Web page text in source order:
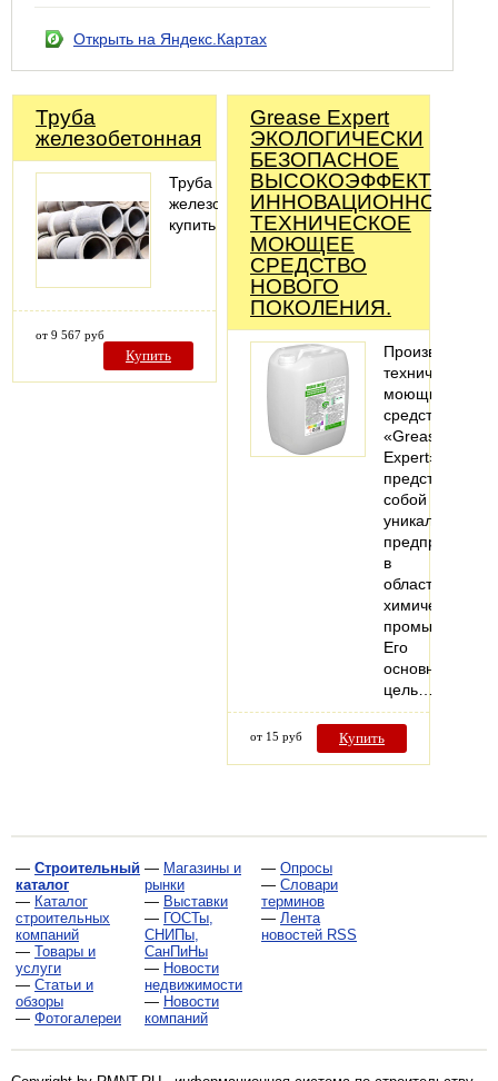
Открыть на Яндекс.Картах
Труба
железобетонная
Труба
железобетонная
купить
от 9 567 руб
Купить
Grease Expert
ЭКОЛОГИЧЕСКИ
БЕЗОПАСНОЕ
ИННОВАЦИОННОЕ
ТЕХНИЧЕСКОЕ
МОЮЩЕЕ
СРЕДСТВО
НОВОГО
ПОКОЛЕНИЯ.
Производство
технических
моющих
средств
«Grease
Expert»
представляет
собой
уникальное
предприятие
в
области
химической
Его
основная
цель…
от 15 руб Купить
— Строительный
каталог
— Каталог
строительных
компаний
— Товары и
услуги
— Статьи и
обзоры
— Фотогалереи
— Магазины и
рынки
— Выставки
— ГОСТы,
СНИПы,
СанПиНы
— Новости
недвижимости
— Новости
компаний
— Опросы
— Словари
терминов
— Лента
новостей RSS